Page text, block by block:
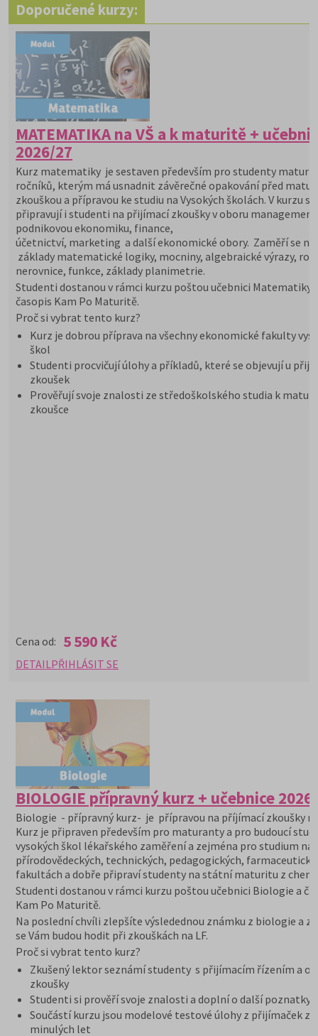
Doporučené kurzy:
MATEMATIKA na VŠ a k maturitě +
2026/27
Kurz matematiky je sestaven především pro studenty
ročníků, kterým má usnadnit závěrečné opakování před
zkouškou a přípravou ke studiu na Vysokých školách. V kurzu se
připravují i studenti na přijímací zkoušky v oboru
podnikovou ekonomiku, finance,
účetnictví, marketing a další ekonomické obory. Zaměří se na
základy matematické logiky, mocniny, algebraické výrazy,
nerovnice, funkce, základy planimetrie.
Studenti dostanou v rámci kurzu poštou učebnici Matematiky
časopis Kam Po Maturitě.
Proč si vybrat tento kurz?
Kurz je dobrou příprava na všechny ekonomické fakulty
škol
Studenti procvičují úlohy a příkladů, které se objevují u
zkoušek
Prověřují svoje znalosti ze středoškolského studia k
zkoušce
Cena od: 5 590 Kč
DETAIL PŘIHLÁSIT SE
BIOLOGIE přípravný kurz + učebnice
Biologie - přípravný kurz- je přípravou na příjímací zkoušky na
Kurz je připraven především pro maturanty a pro budoucí
vysokých škol lékařského zaměření a zejména pro studium na
přírodovědeckých, technických, pedagogických,
fakultách a dobře připraví studenty na státní maturitu z
Studenti dostanou v rámci kurzu poštou učebnici Biologie a
Kam Po Maturitě.
Na poslední chvíli zlepšíte výsledednou známku z biologie a
se Vám budou hodit při zkouškách na LF.
Proč si vybrat tento kurz?
Zkušený lektor seznámí studenty s přijímacím řízením a
zkoušky
Studenti si prověří svoje znalosti a doplní o další poznatky
Součástí kurzu jsou modelové testové úlohy z přijímaček z
minulých let